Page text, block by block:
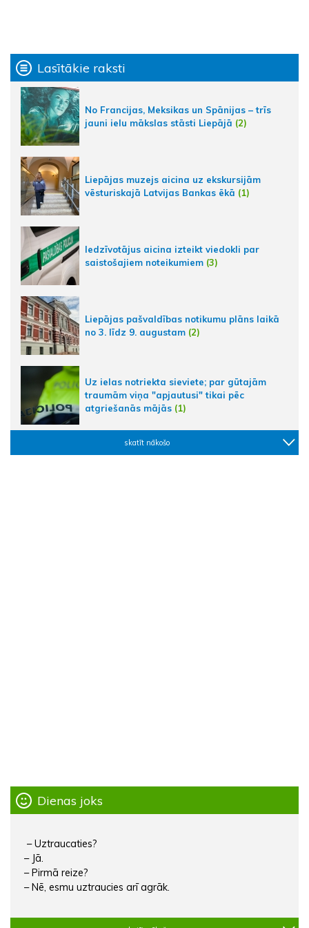
Lasītākie raksti
No Francijas, Meksikas un Spānijas – trīs
jauni ielu mākslas stāsti Liepājā (2)
Liepājas muzejs aicina uz ekskursijām
vēsturiskajā Latvijas Bankas ēkā (1)
Iedzīvotājus aicina izteikt viedokli par
saistošajiem noteikumiem (3)
Liepājas pašvaldības notikumu plāns laikā
no 3. līdz 9. augustam (2)
Uz ielas notriekta sieviete; par gūtajām
traumām viņa "apjautusi" tikai pēc
atgriešanās mājās (1)
skatīt nākošo
Dienas joks
– Uztraucaties?
– Jā.
– Pirmā reize?
– Nē, esmu uztraucies arī agrāk.